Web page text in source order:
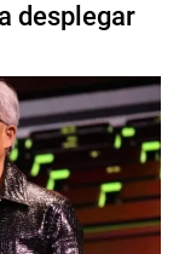
desplegar